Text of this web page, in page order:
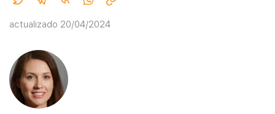
actualizado 20/04/2024